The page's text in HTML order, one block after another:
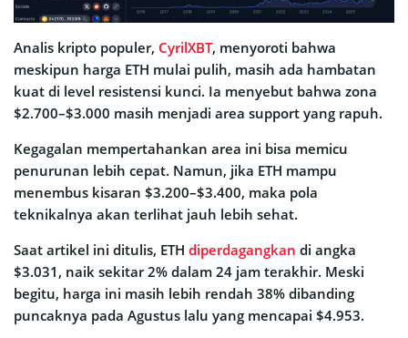
Analis kripto populer, CyrilXBT, menyoroti bahwa
meskipun harga ETH mulai pulih, masih ada hambatan
kuat di level resistensi kunci. Ia menyebut bahwa zona
$2.700–$3.000 masih menjadi area support yang rapuh.
Kegagalan mempertahankan area ini bisa memicu
penurunan lebih cepat. Namun, jika ETH mampu
menembus kisaran $3.200–$3.400, maka pola
teknikalnya akan terlihat jauh lebih sehat.
Saat artikel ini ditulis, ETH diperdagangkan di angka
$3.031, naik sekitar 2% dalam 24 jam terakhir. Meski
begitu, harga ini masih lebih rendah 38% dibanding
puncaknya pada Agustus lalu yang mencapai $4.953.